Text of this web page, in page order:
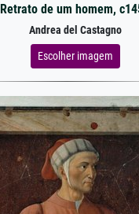
Retrato de um homem,
Andrea del Castagno
Escolher imagem